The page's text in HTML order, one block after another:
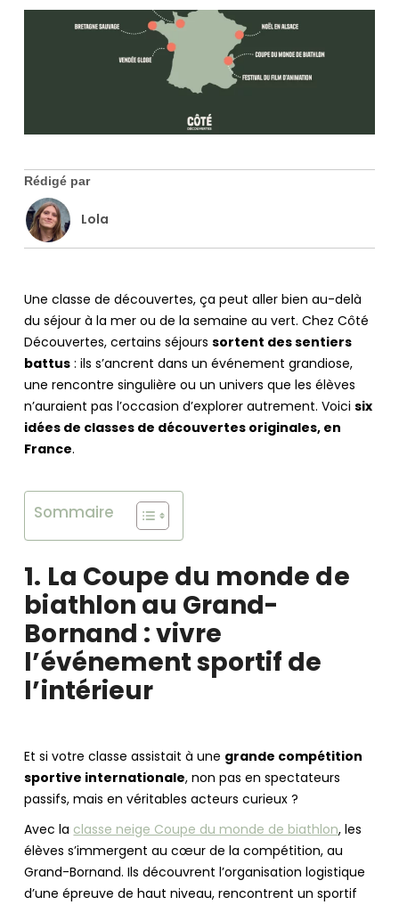
Lola
Une classe de découvertes, ça peut aller bien au-delà
du séjour à la mer ou de la semaine au vert. Chez Côté
Découvertes, certains séjourssortent des sentiers
battus : ils s’ancrent dans un événement grandiose,
une rencontre singulière ou un univers que les élèves
n’auraient pas l’occasion d’explorer autrement. Voicisix
idées de classes de découvertes originales, en
France.
Sommaire
1. La Coupe du monde de
biathlon au Grand-
Bornand : vivre
l’événement sportif de
l’intérieur
Et si votre classe assistait à une grande compétition
sportive internationale, non pas en spectateurs
passifs, mais en véritables acteurs curieux ?
Avec la classe neige Coupe du monde de biathlon, les
élèves s’immergent au cœur de la compétition, au
Grand-Bornand. Ils découvrent l’organisation logistique
d’une épreuve de haut niveau, rencontrent un sportif